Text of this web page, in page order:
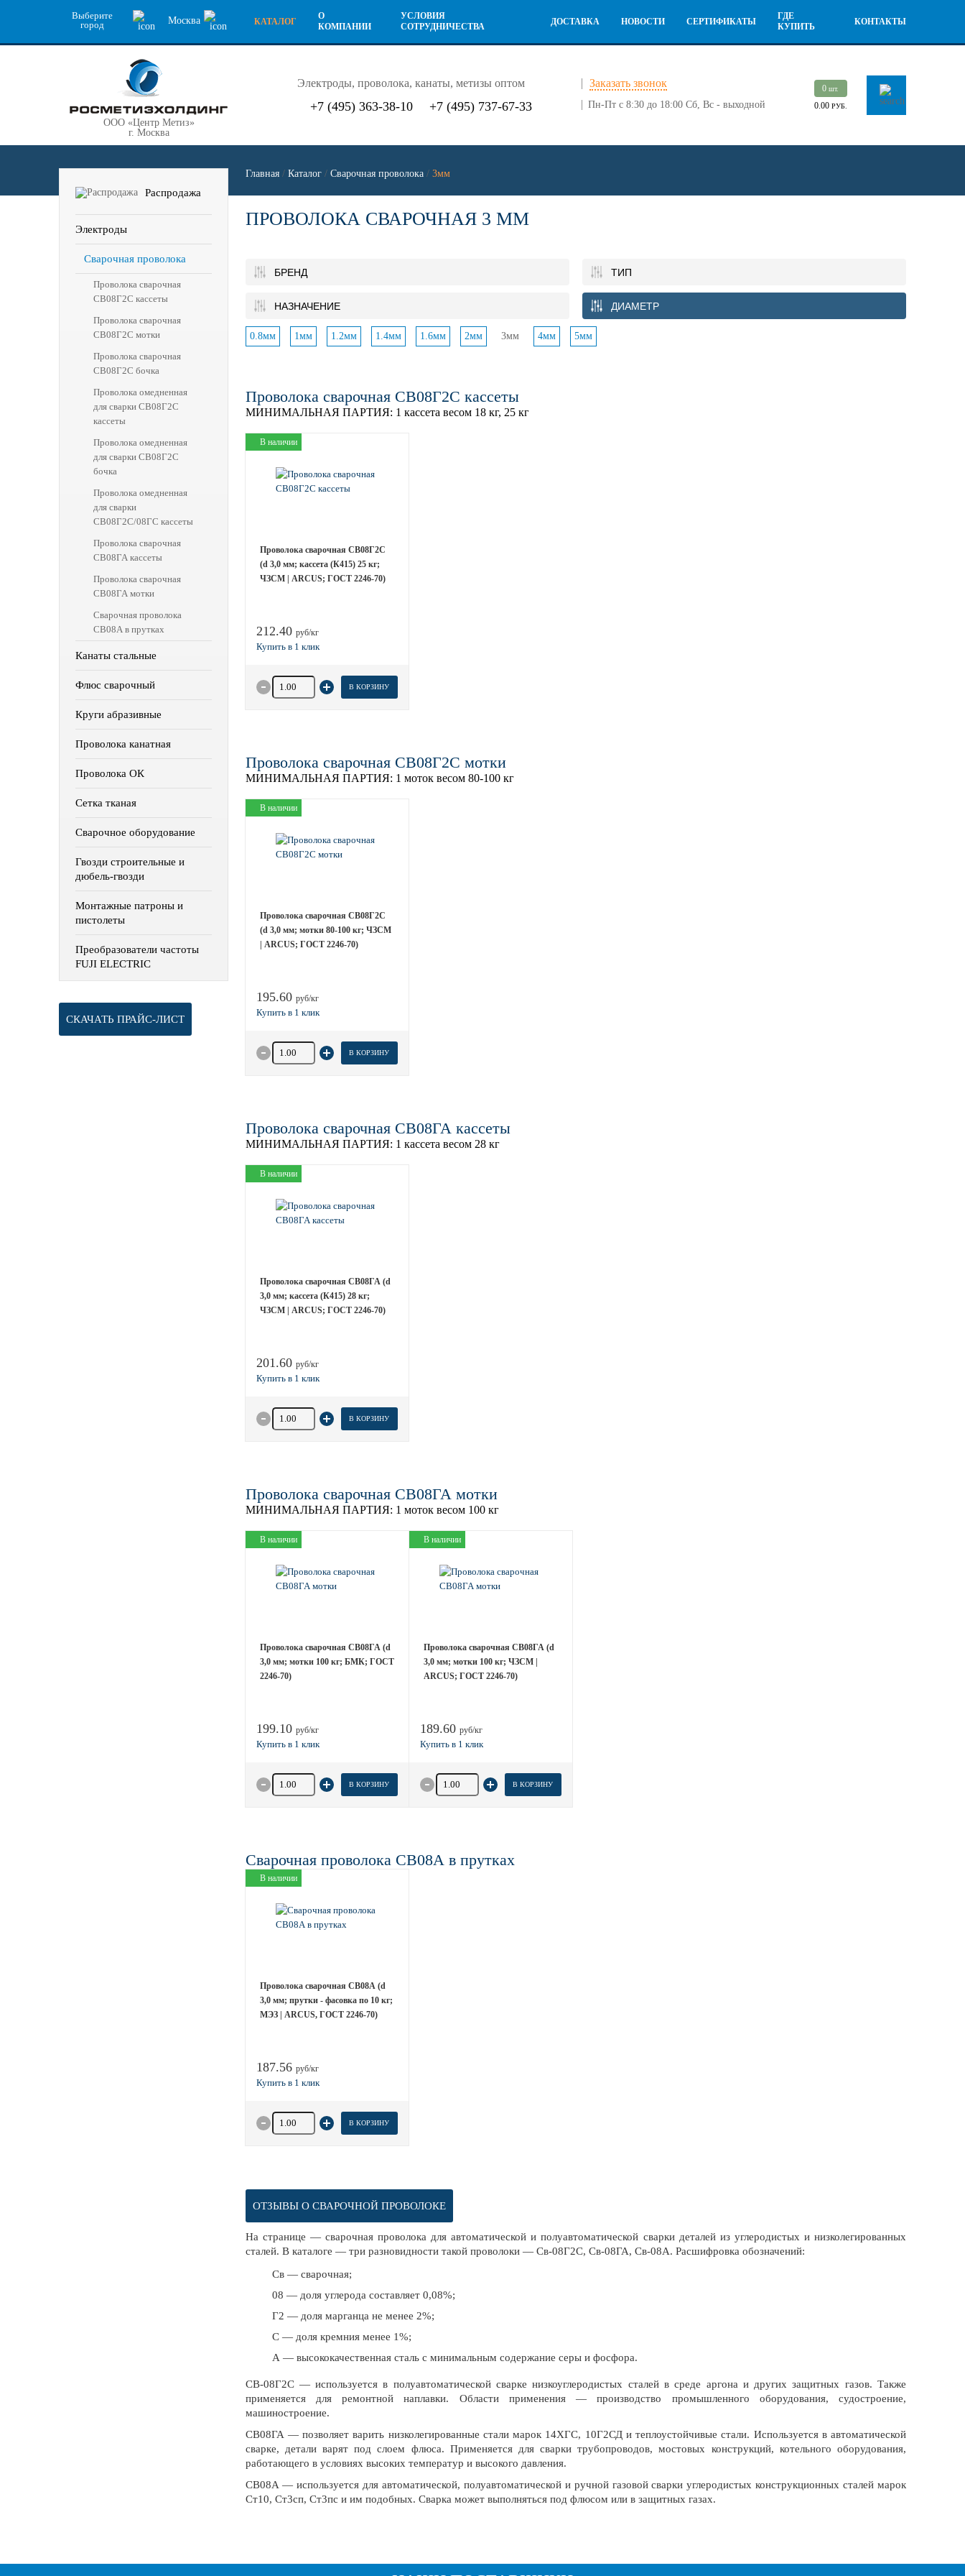
Выберите
город
Москва КАТАЛОГ
О
КОМПАНИИ
УСЛОВИЯ
СОТРУДНИЧЕСТВА
ДОСТАВКА НОВОСТИ СЕРТИФИКАТЫ
ГДЕ
КУПИТЬ
КОНТАКТЫ
ООО «Центр Метиз»
г. Москва
Электроды, проволока, канаты, метизы оптом Заказать звонок
+7 (495) 363-38-10 +7 (495) 737-67-33 Пн-Пт с 8:30 до 18:00 Сб, Вс - выходной
0шт.
0.00 РУБ.
Распродажа
Электроды
Сварочная проволока
Проволока сварочная
СВ08Г2С кассеты
Проволока сварочная
СВ08Г2С мотки
Проволока сварочная
СВ08Г2С бочка
Проволока омедненная
для сварки СВ08Г2С
кассеты
Проволока омедненная
для сварки СВ08Г2С
бочка
Проволока омедненная
для сварки
СВ08Г2С/08ГС кассеты
Проволока сварочная
СВ08ГА кассеты
Проволока сварочная
СВ08ГА мотки
Сварочная проволока
СВ08А в прутках
Канаты стальные
Флюс сварочный
Круги абразивные
Проволока канатная
Проволока ОК
Сетка тканая
Сварочное оборудование
Гвозди строительные и
дюбель-гвозди
Монтажные патроны и
пистолеты
Преобразователи частоты
FUJI ELECTRIC
СКАЧАТЬ ПРАЙС-ЛИСТ
Главная / Каталог / Сварочная проволока / 3мм
ПРОВОЛОКА СВАРОЧНАЯ 3 ММ
БРЕНД ТИП
НАЗНАЧЕНИЕ ДИАМЕТР
0.8мм 1мм 1.2мм 1.4мм 1.6мм 2мм 3мм 4мм 5мм
Проволока сварочная СВ08Г2С кассеты
МИНИМАЛЬНАЯ ПАРТИЯ: 1 кассета весом 18 кг, 25 кг
В наличии
Проволока сварочная СВ08Г2С
(d 3,0 мм; кассета (К415) 25 кг;
ЧЗСМ | ARCUS; ГОСТ 2246-70)
212.40 руб/кг
Количество товара В КОРЗИНУ
Проволока сварочная СВ08Г2С мотки
МИНИМАЛЬНАЯ ПАРТИЯ: 1 моток весом 80-100 кг
В наличии
Проволока сварочная СВ08Г2С
(d 3,0 мм; мотки 80-100 кг; ЧЗСМ
| ARCUS; ГОСТ 2246-70)
195.60 руб/кг
Количество товара В КОРЗИНУ
Проволока сварочная СВ08ГА кассеты
МИНИМАЛЬНАЯ ПАРТИЯ: 1 кассета весом 28 кг
В наличии
Проволока сварочная СВ08ГА (d
3,0 мм; кассета (К415) 28 кг;
ЧЗСМ | ARCUS; ГОСТ 2246-70)
201.60 руб/кг
Количество товара В КОРЗИНУ
Проволока сварочная СВ08ГА мотки
МИНИМАЛЬНАЯ ПАРТИЯ: 1 моток весом 100 кг
В наличии
Проволока сварочная СВ08ГА (d
3,0 мм; мотки 100 кг; БМК; ГОСТ
2246-70)
199.10 руб/кг
Количество товара В КОРЗИНУ
В наличии
Проволока сварочная СВ08ГА (d
3,0 мм; мотки 100 кг; ЧЗСМ |
ARCUS; ГОСТ 2246-70)
189.60 руб/кг
Количество товара В КОРЗИНУ
Сварочная проволока СВ08А в прутках
В наличии
Проволока сварочная СВ08А (d
3,0 мм; прутки - фасовка по 10 кг;
МЭЗ | ARCUS, ГОСТ 2246-70)
187.56 руб/кг
Количество товара В КОРЗИНУ
ОТЗЫВЫ О СВАРОЧНОЙ ПРОВОЛОКЕ
На странице — сварочная проволока для автоматической и полуавтоматической сварки деталей из углеродистых и низколегированных
сталей. В каталоге — три разновидности такой проволоки — Св-08Г2С, Св-08ГА, Св-08А. Расшифровка обозначений:
Св — сварочная;
08 — доля углерода составляет 0,08%;
Г2 — доля марганца не менее 2%;
С — доля кремния менее 1%;
А — высококачественная сталь с минимальным содержание серы и фосфора.
СВ-08Г2С — используется в полуавтоматической сварке низкоуглеродистых сталей в среде аргона и других защитных газов. Также
применяется для ремонтной наплавки. Области применения — производство промышленного оборудования, судостроение,
машиностроение.
СВ08ГА — позволяет варить низколегированные стали марок 14ХГС, 10Г2СД и теплоустойчивые стали. Используется в автоматической
сварке, детали варят под слоем флюса. Применяется для сварки трубопроводов, мостовых конструкций, котельного оборудования,
работающего в условиях высоких температур и высокого давления.
СВ08А — используется для автоматической, полуавтоматической и ручной газовой сварки углеродистых конструкционных сталей марок
Ст10, Ст3сп, Ст3пс и им подобных. Сварка может выполняться под флюсом или в защитных газах.